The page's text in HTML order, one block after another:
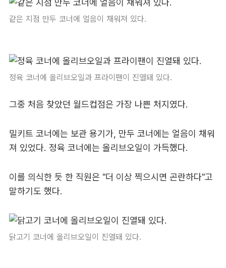
같은 지점 만두 코너에 얼음이 채워져 있다.
정육 코너에 올리브오일과 프라이팬이 진열돼 있다.
그중 처음 찾았던 월드컵점은 가장 나쁜 처지였다.
밀키트 코너에는 보관 용기가, 만두 코너에는 얼음이 채워
져 있었다. 정육 코너에는 올리브오일이 가득했다.
이를 의식한 듯 한 직원은 "더 이상 찍으시면 곤란하다"고
말하기도 했다.
닭고기 코너에 올리브오일이 진열돼 있다.